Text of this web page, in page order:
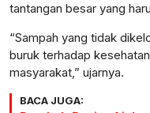
tantangan besar yang
“Sampah yang tidak
buruk terhadap
masyarakat,” ujarnya.
BACA JUGA: